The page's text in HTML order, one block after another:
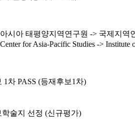
시아 태평양지역연구원 -> 국제지역
for Asia-Pacific Studies -> Institute
1차 PASS (등재후보1차)
학술지 선정 (신규평가)